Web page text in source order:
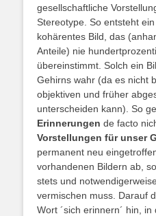
gesellschaftliche
Stereotype. So entsteht
kohärentes Bild, das
Anteile) nie
übereinstimmt. Solch ein
Gehirns wahr (da es nicht
objektiven und früher
unterscheiden kann). So
Erinnerungen de facto
Vorstellungen für unser
permanent neu
vorhandenen Bildern ab,
stets und
vermischen muss. Darauf
Wort ´sich erinnern´ hin, in